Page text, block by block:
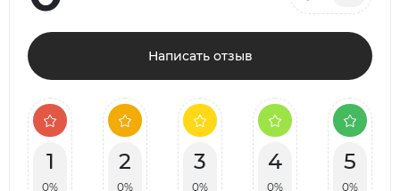
Написать отзыв
1
0%
2
0%
3
0%
4
0%
5
0%